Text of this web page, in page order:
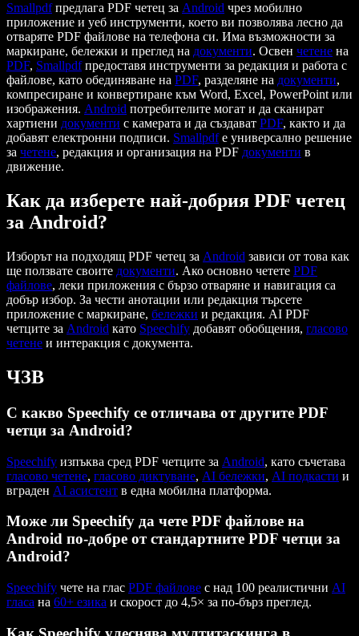
Smallpdfпредлага PDF четец за Android чрез мобилно
приложение и уеб инструменти, което ви позволява лесно да
отваряте PDF файлове на телефона си. Има възможности за
маркиране, бележки и преглед на документи. Освен четене на
PDF, Smallpdfпредоставя инструменти за редакция и работа с
файлове, като обединяване на PDF, разделяне на документи,
компресиране и конвертиране към Word, Excel, PowerPoint или
изображения. Android потребителите могат и да сканират
хартиени документи с камерата и да създават PDF, както и да
добавят електронни подписи. Smallpdfе универсално решение
за четене, редакция и организация на PDF документи в
движение.
Как да изберете най-добрия PDF четец
за Android?
Изборът на подходящ PDF четец за Android зависи от това как
ще ползвате своите документи. Ако основно четете PDF
файлове, леки приложения с бързо отваряне и навигация са
добър избор. За чести анотации или редакция търсете
приложение с маркиране, бележки и редакция. AI PDF
четците за Android като Speechify добавят обобщения, гласово
четене и интеракция с документа.
ЧЗВ
С какво Speechify се отличава от другите PDF
четци за Android?
Speechify изпъква сред PDF четците за Android, като съчетава
гласово четене, гласово диктуване, AI бележки, AI подкасти и
вграден AI асистент в една мобилна платформа.
Може ли Speechify да чете PDF файлове на
Android по-добре от стандартните PDF четци за
Android?
Speechify чете на глас PDF файлове с над 100 реалистични AI
гласа на 60+ езика и скорост до 4,5× за по-бърз преглед.